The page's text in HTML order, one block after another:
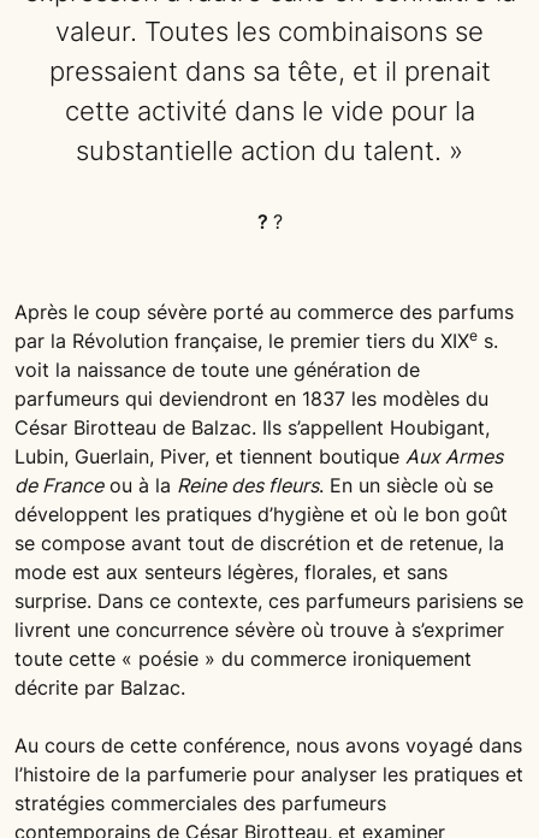
valeur. Toutes les combinaisons se
pressaient dans sa tête, et il prenait
cette activité dans le vide pour la
substantielle action du talent. »
? ?
Après le coup sévère porté au commerce des parfums
par la Révolution française, le premier tiers du XIXe s.
voit la naissance de toute une génération de
parfumeurs qui deviendront en 1837 les modèles du
César Birotteau de Balzac. Ils s’appellent Houbigant,
Lubin, Guerlain, Piver, et tiennent boutique Aux Armes
de Franceou à la Reine des fleurs. En un siècle où se
développent les pratiques d’hygiène et où le bon goût
se compose avant tout de discrétion et de retenue, la
mode est aux senteurs légères, florales, et sans
surprise. Dans ce contexte, ces parfumeurs parisiens se
livrent une concurrence sévère où trouve à s’exprimer
toute cette « poésie » du commerce ironiquement
décrite par Balzac.
Au cours de cette conférence, nous avons voyagé dans
l’histoire de la parfumerie pour analyser les pratiques et
stratégies commerciales des parfumeurs
contemporains de César Birotteau, et examiner